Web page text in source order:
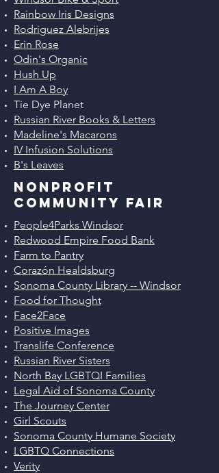
Rainbow Iris Designs
Rodriguez Alebrijes
Erin Rose
Odin's Organic
Hush Up
I Am A Boy
Tie Dye Planet
Russian River Books & Letters
Madeline's Macarons
IV Infusion Solutions
B's Leaves
nonprofit
community fair
People4Parks Windsor
Redwood Empire Food Bank
Farm to Pantry
Corazón Healdsburg
Sonoma County Library -- Windsor
Food for Thought
Face2Face
Positive Images
Translife Conference
Russian River Sisters
North Bay LGBTQI Families
Legal Aid of Sonoma County
The Journey Center
Girl Scouts
Sonoma County Humane Society
LGBTQ Connections
Verity